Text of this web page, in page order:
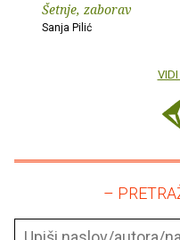
Šetnje, zaborav
Sanja Pilić
–